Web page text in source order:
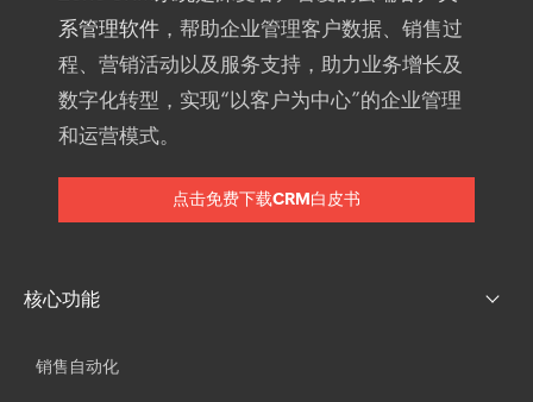
系管理软件 ，帮助企业管理客户数据、销售过
程、营销活动以及服务支持，助力业务增长及
数字化转型，实现“以客户为中心”的企业管理
和运营模式。
点击免费下载CRM白皮书
核心功能
销售自动化